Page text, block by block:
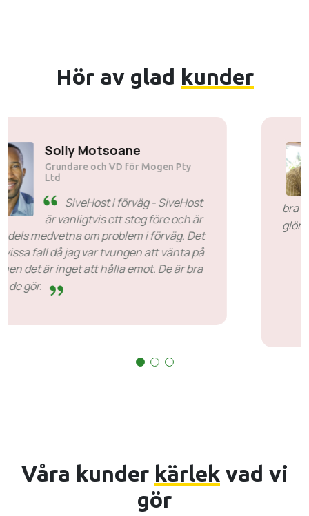
Hör av glad kunder
Solly Motsoane
Grundare och VD för Mogen Pty
SiveHost i förväg - SiveHost
är vanligtvis ett steg före och är
mestadels medvetna om problem i förväg. Det
finns vissa fall då jag var tvungen att vänta på
svar men det är inget att hålla emot. De är bra
på det de gör.
Våra kunder kärlekvad vi
gör